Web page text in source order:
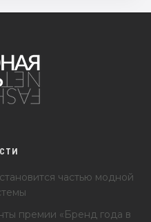
частью модной
премии «Бренд года в